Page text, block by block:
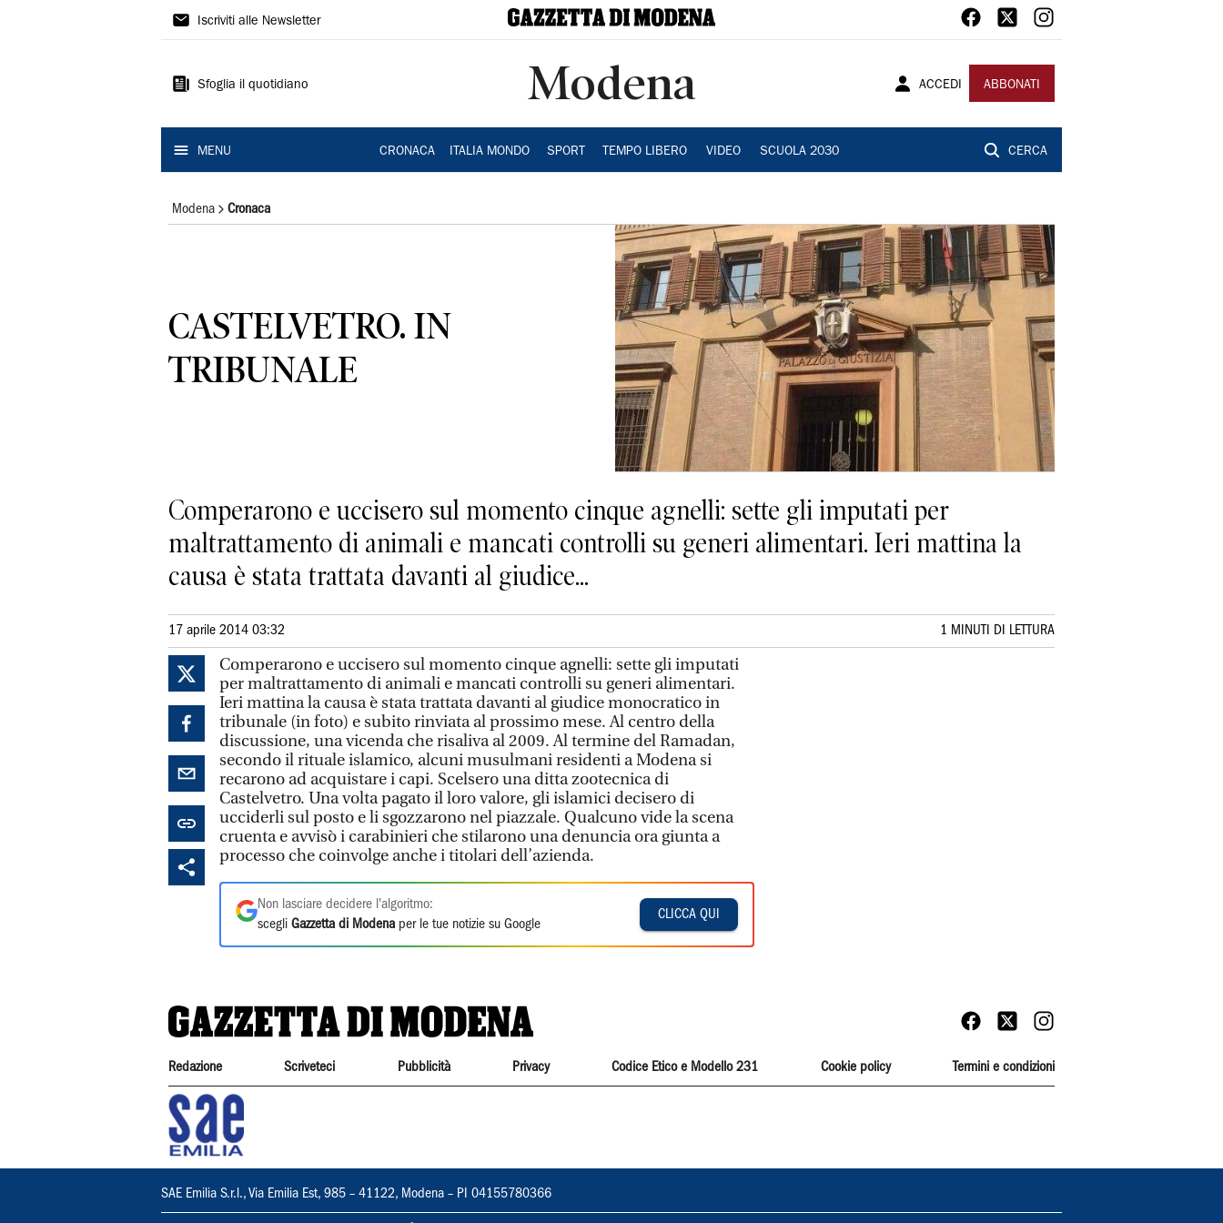
Gazzetta
Modena
Iscriviti alle Newsletter
Sfoglia il quotidiano Modena ACCEDI ABBONATI
MENU CRONACA ITALIA MONDO SPORT TEMPO LIBERO VIDEO SCUOLA 2030 CERCA
Modena Cronaca
CASTELVETRO. IN
TRIBUNALE
Comperarono e uccisero sul momento cinque agnelli: sette gli imputati per
maltrattamento di animali e mancati controlli su generi alimentari. Ieri mattina la
causa è stata trattata davanti al giudice...
17 aprile 2014 03:32 1 MINUTI DI LETTURA
Comperarono e uccisero sul momento cinque agnelli: sette gli imputati
per maltrattamento di animali e mancati controlli su generi alimentari.
Ieri mattina la causa è stata trattata davanti al giudice monocratico in
tribunale (in foto) e subito rinviata al prossimo mese. Al centro della
discussione, una vicenda che risaliva al 2009. Al termine del Ramadan,
secondo il rituale islamico, alcuni musulmani residenti a Modena si
recarono ad acquistare i capi. Scelsero una ditta zootecnica di
Castelvetro. Una volta pagato il loro valore, gli islamici decisero di
ucciderli sul posto e li sgozzarono nel piazzale. Qualcuno vide la scena
cruenta e avvisò i carabinieri che stilarono una denuncia ora giunta a
processo che coinvolge anche i titolari dell’azienda.
Non lasciare decidere l'algoritmo:
scegli Gazzetta di Modena per le tue notizie su Google
CLICCA QUI
Redazione Scriveteci Pubblicità Privacy Codice Etico e Modello 231 Cookie policy Termini e condizioni
SAE Emilia S.r.l., Via Emilia Est, 985 – 41122, Modena – PI 04155780366